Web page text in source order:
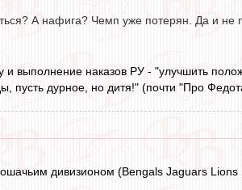
А нафига? Чемп уже потерян. Да и не
выполнение наказов РУ - "улучшить
пусть дурное, но дитя!" (почти "Про
дивизионом (Bengals Jaguars